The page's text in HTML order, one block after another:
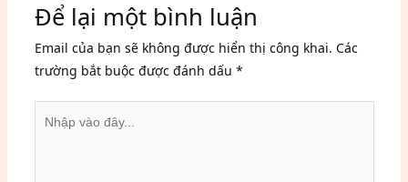
Để lại một bình luận
Email của bạn sẽ không được hiển thị công khai. Các
trường bắt buộc được đánh dấu *